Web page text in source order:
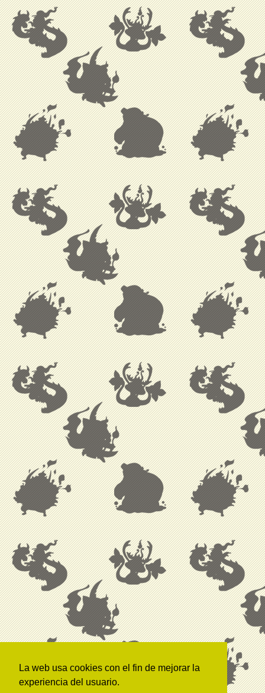
La web usa cookies con el fin de mejorar la
experiencia del usuario.